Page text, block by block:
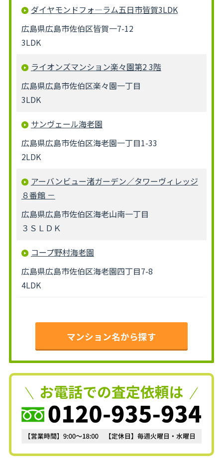
ダイヤモンドフォ―ラム五日市皆賀3LDK
広島県広島市佐伯区皆賀一7-12
3LDK
ライオンズマンション楽々園第2 3階
広島県広島市佐伯区楽々園一丁目
3LDK
サンヴェール海老園
広島県広島市佐伯区海老園一丁目1-33
2LDK
アーバンビュー渚ガーデン／タワーヴィレッジ
８番館 －
広島県広島市佐伯区海老山南一丁目
３ＳＬＤＫ
コープ野村海老園
広島県広島市佐伯区海老園四丁目7-8
4LDK
マンション名から探す